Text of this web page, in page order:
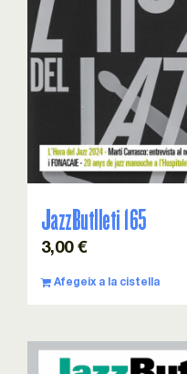
JazzButlleti 165
3,00 €
Afegeix a la cistella